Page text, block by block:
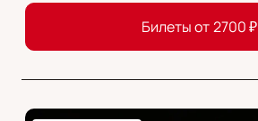
Билеты от 2700₽